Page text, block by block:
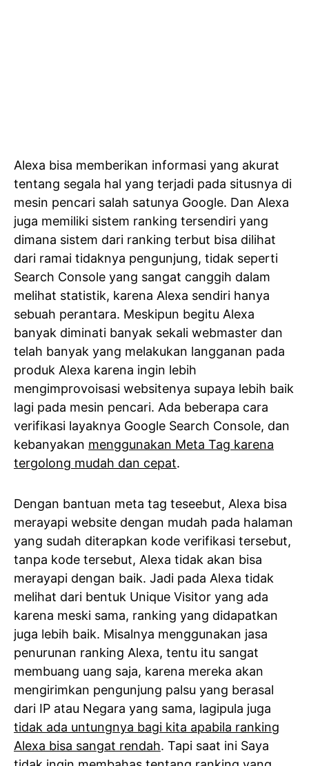
Alexa bisa memberikan informasi yang akurat
tentang segala hal yang terjadi pada situsnya di
mesin pencari salah satunya Google. Dan Alexa
juga memiliki sistem ranking tersendiri yang
dimana sistem dari ranking terbut bisa dilihat
dari ramai tidaknya pengunjung, tidak seperti
Search Console yang sangat canggih dalam
melihat statistik, karena Alexa sendiri hanya
sebuah perantara. Meskipun begitu Alexa
banyak diminati banyak sekali webmaster dan
telah banyak yang melakukan langganan pada
produk Alexa karena ingin lebih
mengimprovoisasi websitenya supaya lebih baik
lagi pada mesin pencari. Ada beberapa cara
verifikasi layaknya Google Search Console, dan
kebanyakan menggunakan Meta Tag karena
tergolong mudah dan cepat.
Dengan bantuan meta tag teseebut, Alexa bisa
merayapi website dengan mudah pada halaman
yang sudah diterapkan kode verifikasi tersebut,
tanpa kode tersebut, Alexa tidak akan bisa
merayapi dengan baik. Jadi pada Alexa tidak
melihat dari bentuk Unique Visitor yang ada
karena meski sama, ranking yang didapatkan
juga lebih baik. Misalnya menggunakan jasa
penurunan ranking Alexa, tentu itu sangat
membuang uang saja, karena mereka akan
mengirimkan pengunjung palsu yang berasal
dari IP atau Negara yang sama, lagipula juga
tidak ada untungnya bagi kita apabila ranking
Alexa bisa sangat rendah. Tapi saat ini Saya